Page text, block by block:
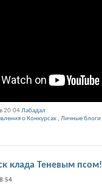
20:04Лабадал
о Конкурсах , Личные блоги
клада Теневым псом!